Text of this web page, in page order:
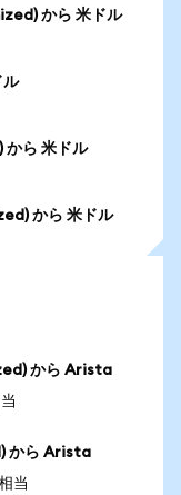
から 米ドル
ル
ら 米ドル
から 米ドル
から Arista
から Arista
当